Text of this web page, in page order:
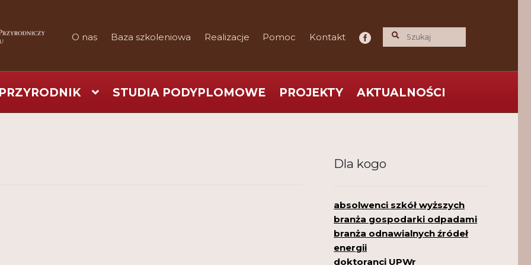
O nas Baza szkoleniowa Realizacje Pomoc Kontakt
STUDIA PODYPLOMOWE PROJEKTY AKTUALNOŚCI
Dla kogo
absolwenci szkół wyższych
branża gospodarki odpadami
branża odnawialnych źródeł
energii
doktoranci UPWr